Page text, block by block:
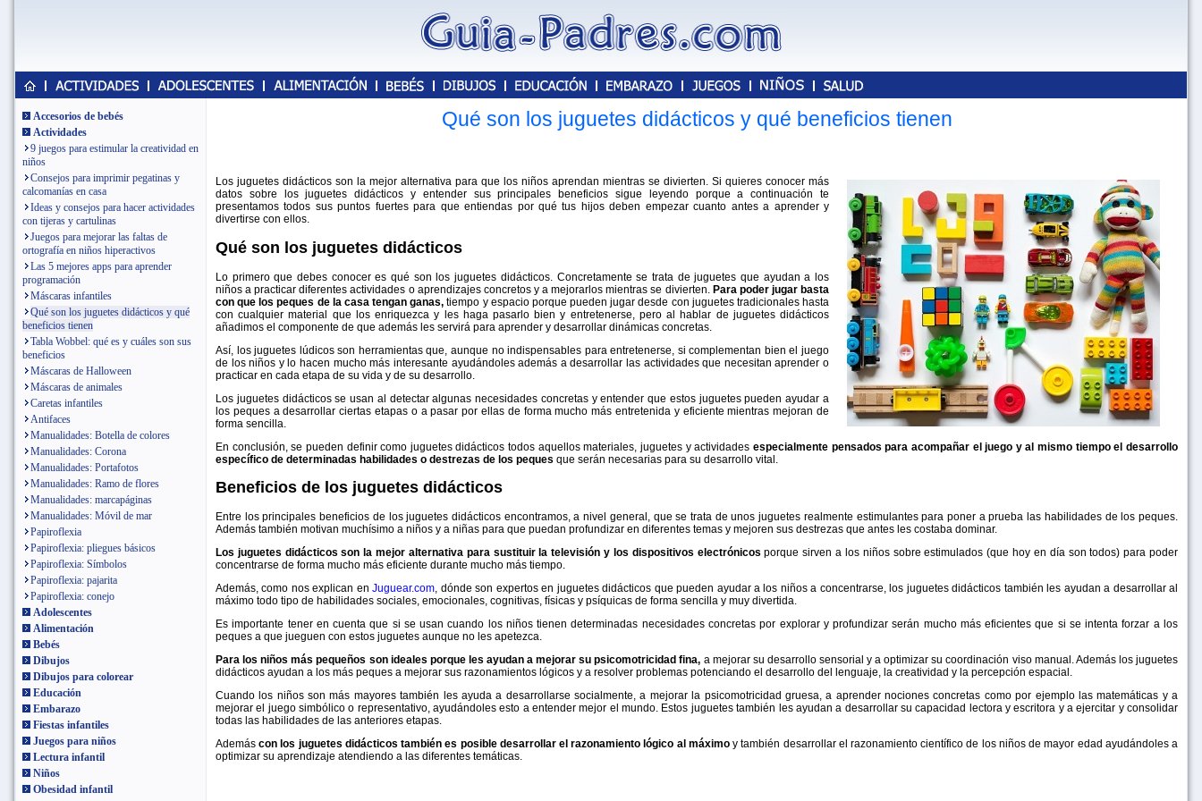
Accesorios de bebés
Actividades
9 juegos para estimular la creatividad en
niños
Consejos para imprimir pegatinas y
calcomanías en casa
Ideas y consejos para hacer actividades
con tijeras y cartulinas
Juegos para mejorar las faltas de
ortografía en niños hiperactivos
Las 5 mejores apps para aprender
programación
Máscaras infantiles
Qué son los juguetes didácticos y qué
beneficios tienen
Tabla Wobbel: qué es y cuáles son sus
beneficios
Máscaras de Halloween
Máscaras de animales
Caretas infantiles
Antifaces
Manualidades: Botella de colores
Manualidades: Corona
Manualidades: Portafotos
Manualidades: Ramo de flores
Manualidades: marcapáginas
Manualidades: Móvil de mar
Papiroflexia
Papiroflexia: pliegues básicos
Papiroflexia: Símbolos
Papiroflexia: pajarita
Papiroflexia: conejo
Adolescentes
Alimentación
Bebés
Dibujos
Dibujos para colorear
Educación
Embarazo
Fiestas infantiles
Juegos para niños
Lectura infantil
Niños
Obesidad infantil
Qué son los juguetes didácticos y qué beneficios tienen
Los juguetes didácticos son la mejor alternativa para que los niños aprendan mientras se divierten. Si quieres conocer más
datos sobre los juguetes didácticos y entender sus principales beneficios sigue leyendo porque a continuación te
presentamos todos sus puntos fuertes para que entiendas por qué tus hijos deben empezar cuanto antes a aprender y
divertirse con ellos.
Qué son los juguetes didácticos
Lo primero que debes conocer es qué son los juguetes didácticos. Concretamente se trata de juguetes que ayudan a los
niños a practicar diferentes actividades o aprendizajes concretos y a mejorarlos mientras se divierten. Para poder jugar basta
con que los peques de la casa tengan ganas, tiempo y espacio porque pueden jugar desde con juguetes tradicionales hasta
con cualquier material que los enriquezca y les haga pasarlo bien y entretenerse, pero al hablar de juguetes didácticos
añadimos el componente de que además les servirá para aprender y desarrollar dinámicas concretas.
Así, los juguetes lúdicos son herramientas que, aunque no indispensables para entretenerse, si complementan bien el juego
de los niños y lo hacen mucho más interesante ayudándoles además a desarrollar las actividades que necesitan aprender o
practicar en cada etapa de su vida y de su desarrollo.
Los juguetes didácticos se usan al detectar algunas necesidades concretas y entender que estos juguetes pueden ayudar a
los peques a desarrollar ciertas etapas o a pasar por ellas de forma mucho más entretenida y eficiente mientras mejoran de
forma sencilla.
En conclusión, se pueden definir como juguetes didácticos todos aquellos materiales, juguetes y actividades especialmente pensados para acompañar el juego y al mismo tiempo el desarrollo
específico de determinadas habilidades o destrezas de los peques que serán necesarias para su desarrollo vital.
Beneficios de los juguetes didácticos
Entre los principales beneficios de los juguetes didácticos encontramos, a nivel general, que se trata de unos juguetes realmente estimulantes para poner a prueba las habilidades de los peques.
Además también motivan muchísimo a niños y a niñas para que puedan profundizar en diferentes temas y mejoren sus destrezas que antes les costaba dominar.
Los juguetes didácticos son la mejor alternativa para sustituir la televisión y los dispositivos electrónicos porque sirven a los niños sobre estimulados (que hoy en día son todos) para poder
concentrarse de forma mucho más eficiente durante mucho más tiempo.
Además, como nos explican enJuguear.com, dónde son expertos en juguetes didácticos que pueden ayudar a los niños a concentrarse, los juguetes didácticos también les ayudan a desarrollar al
máximo todo tipo de habilidades sociales, emocionales, cognitivas, físicas y psíquicas de forma sencilla y muy divertida.
Es importante tener en cuenta que si se usan cuando los niños tienen determinadas necesidades concretas por explorar y profundizar serán mucho más eficientes que si se intenta forzar a los
peques a que jueguen con estos juguetes aunque no les apetezca.
Para los niños más pequeños son ideales porque les ayudan a mejorar su psicomotricidad fina, a mejorar su desarrollo sensorial y a optimizar su coordinación viso manual. Además los juguetes
didácticos ayudan a los más peques a mejorar sus razonamientos lógicos y a resolver problemas potenciando el desarrollo del lenguaje, la creatividad y la percepción espacial.
Cuando los niños son más mayores también les ayuda a desarrollarse socialmente, a mejorar la psicomotricidad gruesa, a aprender nociones concretas como por ejemplo las matemáticas y a
mejorar el juego simbólico o representativo, ayudándoles esto a entender mejor el mundo. Estos juguetes también les ayudan a desarrollar su capacidad lectora y escritora y a ejercitar y consolidar
todas las habilidades de las anteriores etapas.
Ademáscon los juguetes didácticos también es posible desarrollar el razonamiento lógico al máximoy también desarrollar el razonamiento científico de los niños de mayor edad ayudándoles a
optimizar su aprendizaje atendiendo a las diferentes temáticas.